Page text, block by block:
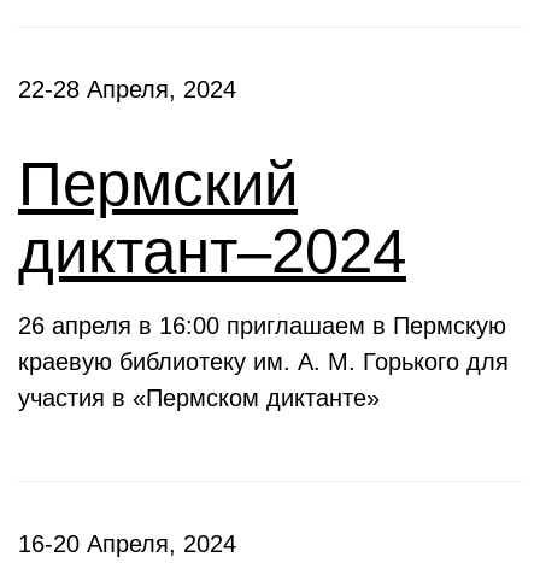
22-28 Апреля, 2024
Пермский
диктант–2024
26 апреля в 16:00 приглашаем в Пермскую
краевую библиотеку им. А. М. Горького для
участия в «Пермском диктанте»
16-20 Апреля, 2024